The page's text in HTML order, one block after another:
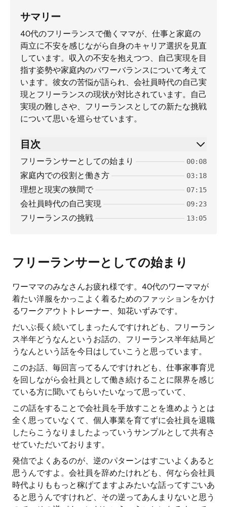
サマリー
40代のフリーランスで働くママが、仕事と家庭の
両立に不安を感じながら自身のキャリア選択を見直
しています。収入の不安を抱えつつ、自己実現を目
指す姿勢や家庭内のパワーバランスについて考えて
います。彼女の苦悩が語られ、会社員時代の自己実
現とフリーランスの現状が対比されています。自己
実現の難しさや、フリーランスとしての新たな挑戦
について思いを巡らせています。
目次
フリーランサーとしての始まり 00:08
家庭内での役割と働き方 03:18
理想と現実の狭間で 07:15
会社員時代の自己実現 09:23
フリーランスの挑戦 13:05
フリーランサーとしての始まり
ワーママのみなさんお疲れ様です。40代のワーママが
着たい洋服をかっこよく着るためのファッションをかけ
るワークアウトトレーナー、知花いずみです。
だいぶ長く続いてしまったんですけれども、フリーラン
ス半年どうなんというお話の、フリーランス半年結局ど
うなんという話を今日はしていこうと思っています。
このお話、毎回言ってるんですけれども、仕事家事育児
を回しながら会社員として働き続けることに限界を感じ
ている方に聞いてもらいたいなって思っていて、
この話をすることで会社員を手放すことを進めようとは
全く思っていなくて、個人事業を育てずに会社員を退職
したらこうなりましたよっていうサンプルとして共有さ
せていただいております。
発信でよくあるのが、逆のパターンはすごいよくあると
思うんですよ。会社員を辞めたけれども、何なら会社員
時代よりももっと稼げてますよみたいな話ってすごいあ
ると思うんですけれど、その逆ってあんまりないと思う